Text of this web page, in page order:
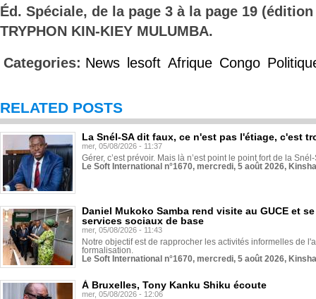
Éd. Spéciale, de la page 3 à la page 19
TRYPHON KIN-KIEY MULUMBA.
Categories: News lesoft Afrique Congo
RELATED POSTS
La Snél-SA dit faux, ce n'est pas l'étiage, c'est
mer, 05/08/2026 - 11:37
Gérer, c’est prévoir. Mais là n’est point le point fort de la
Le Soft International n°1670, mercredi, 5 août 2026,
Daniel Mukoko Samba rend visite au GUCE et
services sociaux de base
mer, 05/08/2026 - 11:43
Notre objectif est de rapprocher les activités informelles de
formalisation.
Le Soft International n°1670, mercredi, 5 août 2026,
À Bruxelles, Tony Kanku Shiku écoute
mer, 05/08/2026 - 12:06